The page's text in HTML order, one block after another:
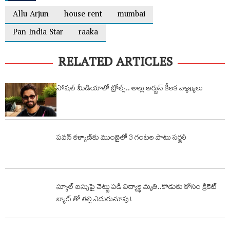
Allu Arjun
house rent
mumbai
Pan India Star
raaka
RELATED ARTICLES
సోషల్‌ మీడియాలో ట్రోల్స్‌.. అల్లు అర్జున్‌ కీలక వ్యాఖ్యలు
పవన్ కళ్యాణ్‌కు ముంబైలో 3 గంటల పాటు సర్జరీ
స్కూల్ బస్సుపై చెట్టు పడి విద్యార్థి మృతి..కొడుకు కోసం క్రికెట్
బ్యాట్ తో తల్లి ఎదురుచూపు !